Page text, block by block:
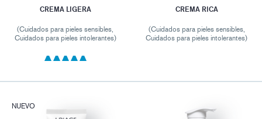
CREMA LIGERA
(Cuidados para pieles sensibles,
Cuidados para pieles intolerantes)
CREMA RICA
(Cuidados para pieles sensibles,
Cuidados para pieles intolerantes)
NUEVO